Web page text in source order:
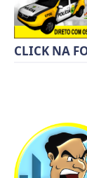
CLICK NA